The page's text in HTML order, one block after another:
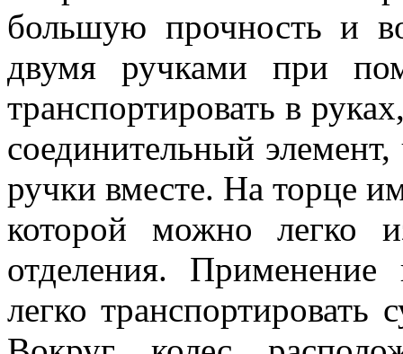
большую прочность и
двумя ручками при
транспортировать в
соединительный
ручки вместе. На торце
которой можно легко
отделения. Применение
легко